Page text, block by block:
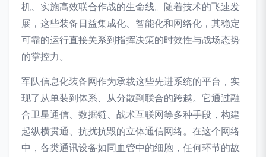
机、实施高效联合作战的生命线。随着技术的飞速发
展，这些装备日益集成化、智能化和网络化，其稳定
可靠的运行直接关系到指挥决策的时效性与战场态势
的掌控力。
军队信息化装备网作为承载这些先进系统的平台，实
现了从单装到体系、从分散到联合的跨越。它通过融
合卫星通信、数据链、战术互联网等多种手段，构建
起纵横贯通、抗扰抗毁的立体通信网络。在这个网络
中，各类通讯设备如同血管中的细胞，任何环节的故